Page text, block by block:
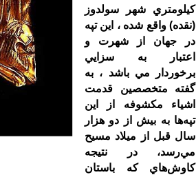
كيلومتري شهر سولدوز
(نقده)واقع شده ، اين تپه
در جهان از شهرت و
اعتبار به سزايي
برخوردار مي باشد ، به
گفته متخصصين قدمت
اشياء مكشوفه از اين
تپه‌ها به بيش از دو هزار
سال قبل از ميلاد مسيح
مي‌رسد، در نتيجه
كاوش‌هاي كه باستان